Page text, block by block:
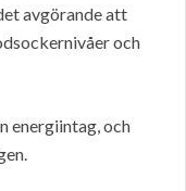
avgörande att
och
energiintag, och